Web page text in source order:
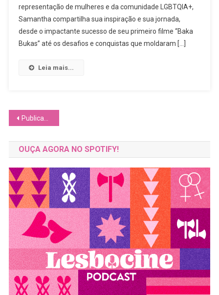
Filipinas
Para
O
Mundo:
representação de mulheres e da comunidade LGBTQIA+,
Samantha compartilha sua inspiração e sua jornada,
desde o impactante sucesso de seu primeiro filme “Baka
Bukas” até os desafios e conquistas que moldaram […]
Leia mais...
Navegação
por
posts
Publicações mais antigas
OUÇA AGORA NO SPOTIFY!